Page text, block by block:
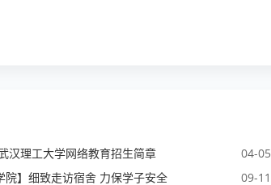
04-05
汉理工大学网络教育招生简章
09-11
院】细致走访宿舍 力保学子安全